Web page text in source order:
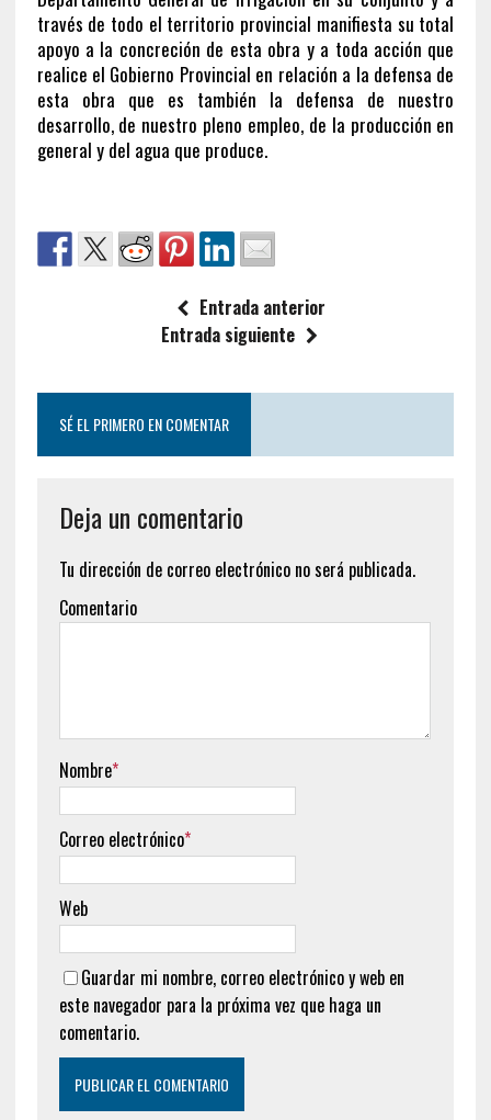
través de todo el territorio provincial manifiesta su total
apoyo a la concreción de esta obra y a toda acción que
realice el Gobierno Provincial en relación a la defensa de
esta obra que es también la defensa de nuestro
desarrollo, de nuestro pleno empleo, de la producción en
general y del agua que produce.
Entrada anterior
Entrada siguiente
SÉ EL PRIMERO EN COMENTAR
Deja un comentario
Tu dirección de correo electrónico no será publicada.
Comentario
Nombre*
Correo electrónico*
Web
Guardar mi nombre, correo electrónico y web en
este navegador para la próxima vez que haga un
comentario.